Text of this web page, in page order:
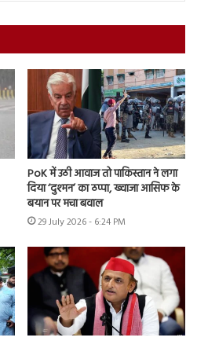
PoK में उठी आवाज तो पाकिस्तान ने लगा
दिया ‘दुश्मन’ का ठप्पा, ख्वाजा आसिफ के
बयान पर मचा बवाल
29 July 2026 - 6:24 PM